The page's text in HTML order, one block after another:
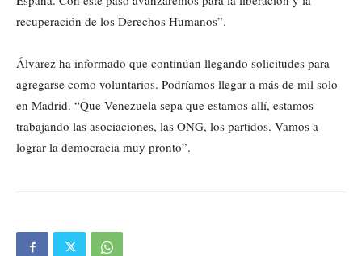
recuperación de los Derechos Humanos”.
Álvarez ha informado que continúan llegando solicitudes para
agregarse como voluntarios. Podríamos llegar a más de mil solo
en Madrid. “Que Venezuela sepa que estamos allí, estamos
trabajando las asociaciones, las ONG, los partidos. Vamos a
lograr la democracia muy pronto”.